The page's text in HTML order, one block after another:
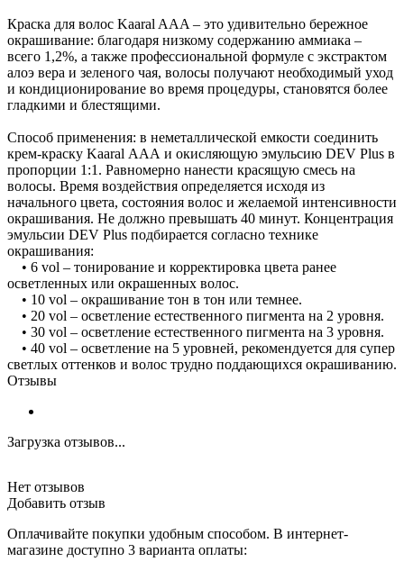
Краска для волос Kaaral AAA – это удивительно бережное
окрашивание: благодаря низкому содержанию аммиака –
всего 1,2%, а также профессиональной формуле с экстрактом
алоэ вера и зеленого чая, волосы получают необходимый уход
и кондиционирование во время процедуры, становятся более
гладкими и блестящими.
Способ применения: в неметаллической емкости соединить
крем-краску Kaaral ААА и окисляющую эмульсию DEV Plus в
пропорции 1:1. Равномерно нанести красящую смесь на
волосы. Время воздействия определяется исходя из
начального цвета, состояния волос и желаемой интенсивности
окрашивания. Не должно превышать 40 минут. Концентрация
эмульсии DEV Plus подбирается согласно технике
окрашивания:
• 6 vol – тонирование и корректировка цвета ранее
осветленных или окрашенных волос.
• 10 vol – окрашивание тон в тон или темнее.
• 20 vol – осветление естественного пигмента на 2 уровня.
• 30 vol – осветление естественного пигмента на 3 уровня.
• 40 vol – осветление на 5 уровней, рекомендуется для супер
светлых оттенков и волос трудно поддающихся окрашиванию.
Отзывы
Загрузка отзывов...
Нет отзывов
Добавить отзыв
Оплачивайте покупки удобным способом. В интернет-
магазине доступно 3 варианта оплаты: